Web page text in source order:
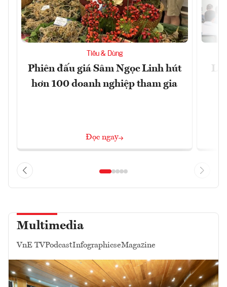
Tiêu & Dùng
Phiên đấu giá Sâm Ngọc Linh hút
hơn 100 doanh nghiệp tham gia
Đọc ngay
Multimedia
VnE TVPodcastInfographicseMagazine